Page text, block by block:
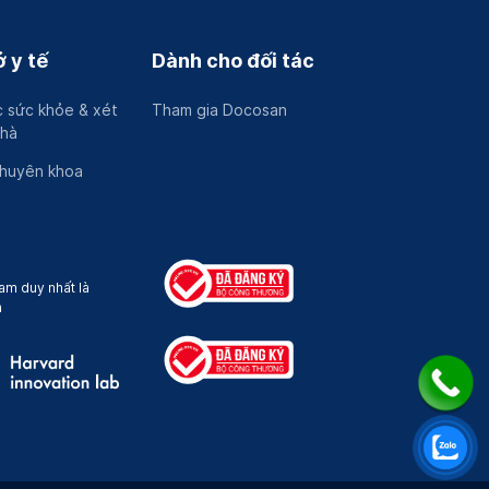
y tế
sức khỏe & xét
khoa
Dành cho đối tác
Tham gia Docosan
duy nhất là